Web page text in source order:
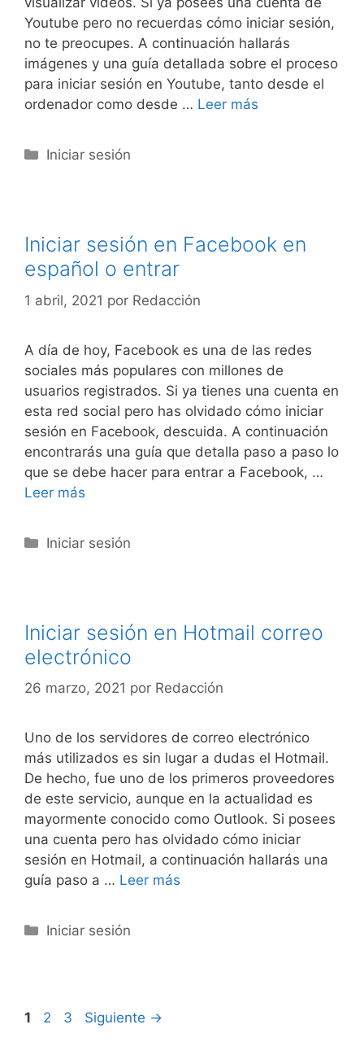
Youtube pero no recuerdas cómo iniciar sesión,
no te preocupes. A continuación hallarás
imágenes y una guía detallada sobre el proceso
para iniciar sesión en Youtube, tanto desde el
ordenador como desde … Leer más
Categorías
Iniciar sesión
Iniciar sesión en Facebook en
español o entrar
1 abril, 2021 por Redacción
A día de hoy, Facebook es una de las redes
sociales más populares con millones de
usuarios registrados. Si ya tienes una cuenta en
esta red social pero has olvidado cómo iniciar
sesión en Facebook, descuida. A continuación
encontrarás una guía que detalla paso a paso lo
que se debe hacer para entrar a Facebook, …
Leer más
Categorías
Iniciar sesión
Iniciar sesión en Hotmail correo
electrónico
26 marzo, 2021 por Redacción
Uno de los servidores de correo electrónico
más utilizados es sin lugar a dudas el Hotmail.
De hecho, fue uno de los primeros proveedores
de este servicio, aunque en la actualidad es
mayormente conocido como Outlook. Si posees
una cuenta pero has olvidado cómo iniciar
sesión en Hotmail, a continuación hallarás una
guía paso a … Leer más
Categorías
Iniciar sesión
Página
1 Página
2 Página
3 Siguiente →